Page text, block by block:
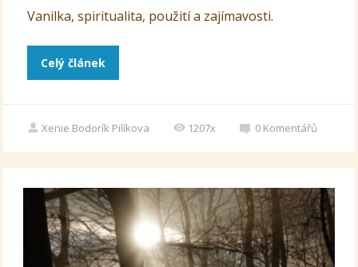
Vanilka, spiritualita, použití a zajímavosti.
Celý článek
Xenie Bodorík Pilíkova 1207x 0 Komentářů